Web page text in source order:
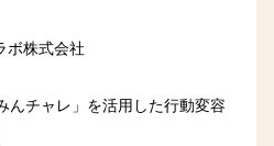
ボ株式会社
チャレ」を活用した行動変容